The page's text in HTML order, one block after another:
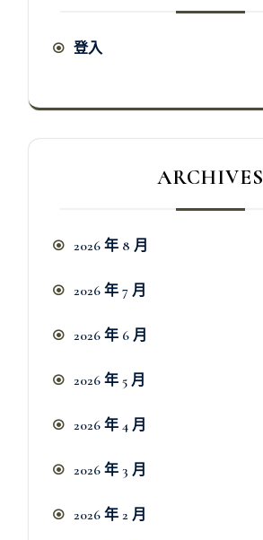
登入
ARCHIVES
2026 年 8 月
2026 年 7 月
2026 年 6 月
2026 年 5 月
2026 年 4 月
2026 年 3 月
2026 年 2 月